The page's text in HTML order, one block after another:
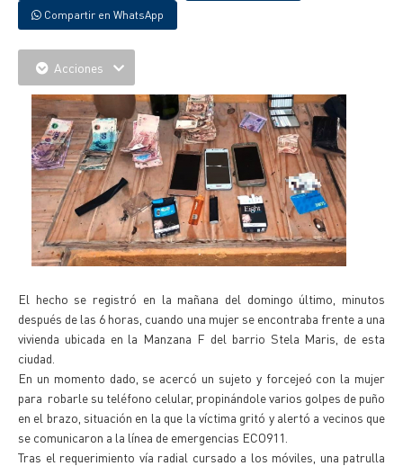
Compartir en WhatsApp
Acciones
El hecho se registró en la mañana del domingo último, minutos
después de las 6 horas, cuando una mujer se encontraba frente a una
vivienda ubicada en la Manzana F del barrio Stela Maris, de esta
ciudad.
En un momento dado, se acercó un sujeto y forcejeó con la mujer
para robarle su teléfono celular, propinándole varios golpes de puño
en el brazo, situación en la que la víctima gritó y alertó a vecinos que
se comunicaron a la línea de emergencias ECO911.
Tras el requerimiento vía radial cursado a los móviles, una patrulla